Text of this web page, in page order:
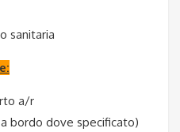
sanitaria
a/r
bordo dove specificato)